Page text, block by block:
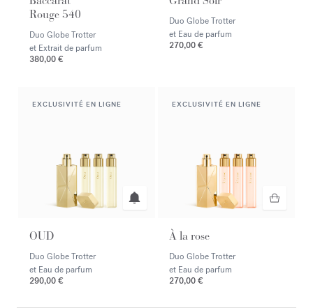
Rouge 540
Duo Globe Trotter
et Extrait de parfum
380,00 €
Duo Globe Trotter
et Eau de parfum
270,00 €
EXCLUSIVITÉ EN LIGNE
OUD
Duo Globe Trotter
et Eau de parfum
290,00 €
EXCLUSIVITÉ EN LIGNE
À la rose
Duo Globe Trotter
et Eau de parfum
270,00 €